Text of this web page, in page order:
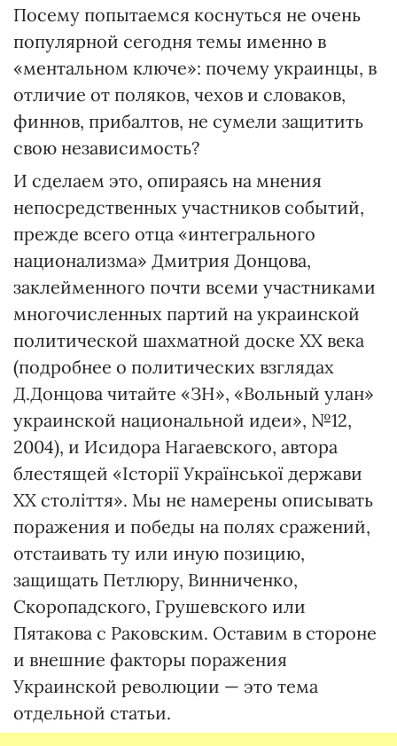
Посему попытаемся коснуться не очень
популярной сегодня темы именно в
«ментальном ключе»: почему украинцы, в
отличие от поляков, чехов и словаков,
финнов, прибалтов, не сумели защитить
свою независимость?
И сделаем это, опираясь на мнения
непосредственных участников событий,
прежде всего отца «интегрального
национализма» Дмитрия Донцова,
заклейменного почти всеми участниками
многочисленных партий на украинской
политической шахматной доске ХХ века
(подробнее о политических взглядах
Д.Донцова читайте «ЗН», «Вольный улан»
украинской национальной идеи», №12,
2004), и Исидора Нагаевского, автора
блестящей «Історії Української держави
ХХ століття». Мы не намерены описывать
поражения и победы на полях сражений,
отстаивать ту или иную позицию,
защищать Петлюру, Винниченко,
Скоропадского, Грушевского или
Пятакова с Раковским. Оставим в стороне
и внешние факторы поражения
Украинской революции — это тема
отдельной статьи.